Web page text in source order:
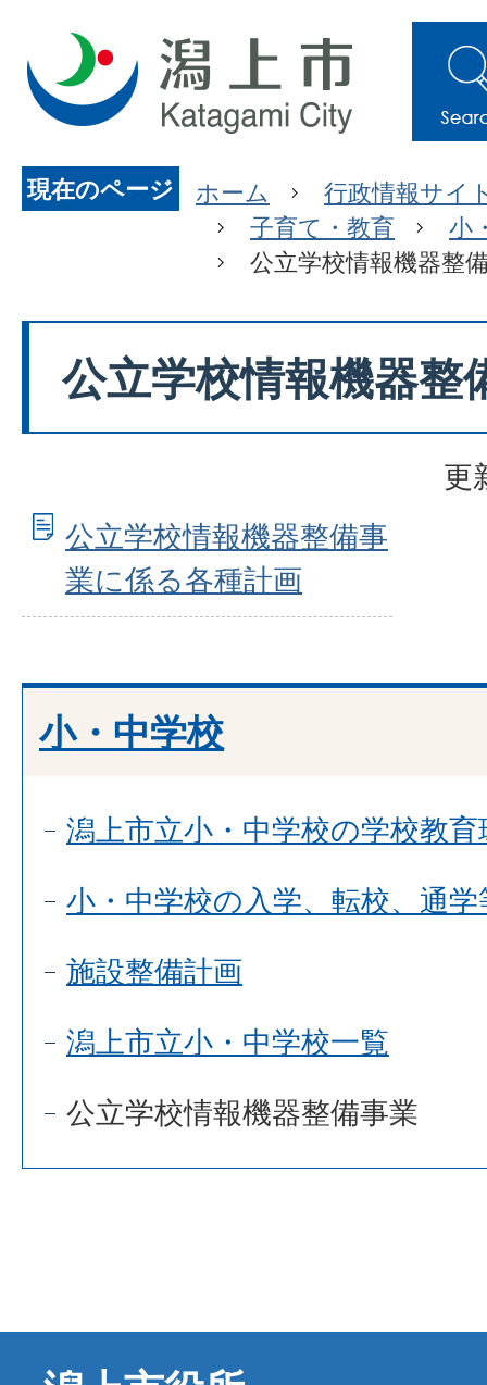
現在のページ ホーム
行政情報サイ
子育て・教育
小
公立学校情報機器整
公立学校情報機器整
更
公立学校情報機器整備事
業に係る各種計画
小・中学校
潟上市立小・中学校の学校教
小・中学校の入学、転校、通学
施設整備計画
潟上市立小・中学校一覧
公立学校情報機器整備事業